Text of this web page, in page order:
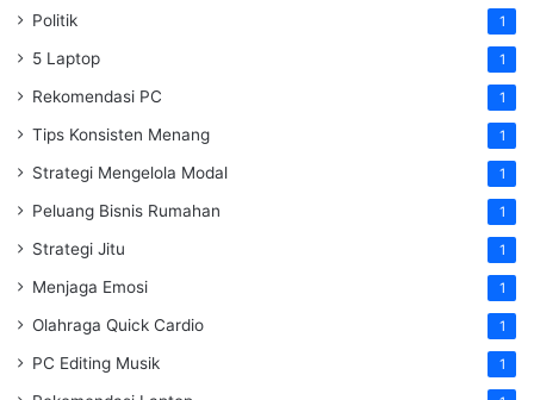
Politik 1
5 Laptop 1
Rekomendasi PC 1
Tips Konsisten Menang 1
Strategi Mengelola Modal 1
Peluang Bisnis Rumahan 1
Strategi Jitu 1
Menjaga Emosi 1
Olahraga Quick Cardio 1
PC Editing Musik 1